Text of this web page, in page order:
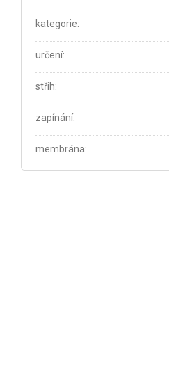
kategorie:
určení:
střih:
zapínání:
membrána: